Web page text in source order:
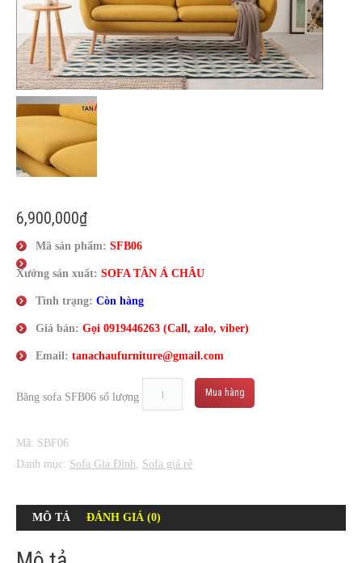
Liên Hệ
6,900,000₫
Mã sản phẩm: SFB06
Xưởng sản xuất: SOFA TÂN Á CHÂU
Tình trạng: Còn hàng
Giá bán: Gọi 0919446263 (Call, zalo, viber)
Email: tanachaufurniture@gmail.com
Băng sofa SFB06 số lượng Mua hàng
Mã: SBF06
Danh mục: Sofa Gia Đình, Sofa giá rẻ
MÔ TẢ ĐÁNH GIÁ (0)